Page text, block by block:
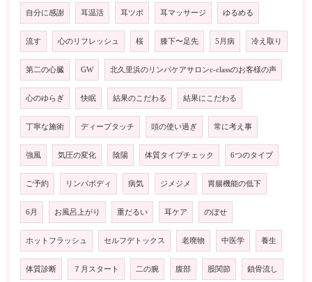
自分に感謝 耳温活 耳ツボ 耳マッサージ ゆるめる
流す 心のリフレッシュ 桜 膝下〜足先 5月病 冷え取り
第二の心臓 GW 北久里浜のリンパケアサロンc-classのお客様の声
心のゆらぎ 快眠 結果のこだわる 結果にこだわる
丁寧な施術 ディープタッチ 頭の使い過ぎ 常に考え事
強風 気圧の変化 陰陽 体質タイプチェック 6つのタイプ
ご予約 リンパボディ 病気 ジメジメ 胃腸機能の低下
6月 お風呂上がり 重だるい 耳ケア のぼせ
ホットフラッシュ セルフデトックス 老廃物 中医学 養生
体質診断 ７月スタート 二の腕 腹部 股関節 鎖骨流し